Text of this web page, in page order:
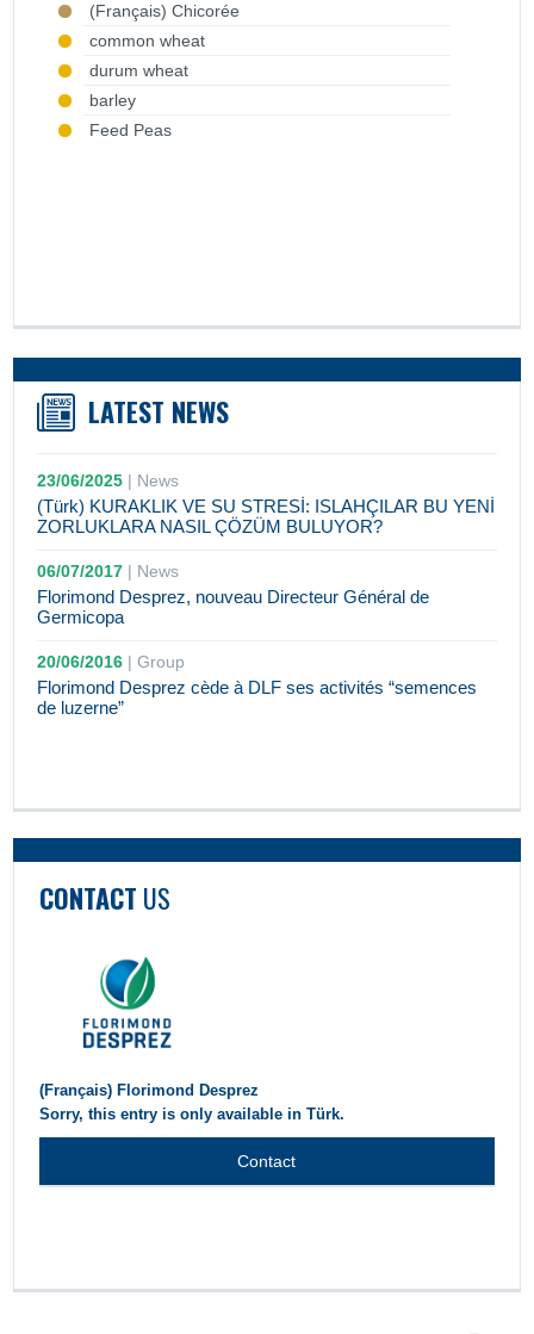
(Français) Chicorée
common wheat
durum wheat
barley
Feed Peas
LATEST NEWS
23/06/2025 | News
(Türk) KURAKLIK VE SU STRESİ: ISLAHÇILAR BU YENİ
ZORLUKLARA NASIL ÇÖZÜM BULUYOR?
06/07/2017 | News
Florimond Desprez, nouveau Directeur Général de
Germicopa
20/06/2016 |Group
Florimond Desprez cède à DLF ses activités “semences
de luzerne”
CONTACT US
(Français) Florimond Desprez
Sorry, this entry is only available in Türk.
Contact